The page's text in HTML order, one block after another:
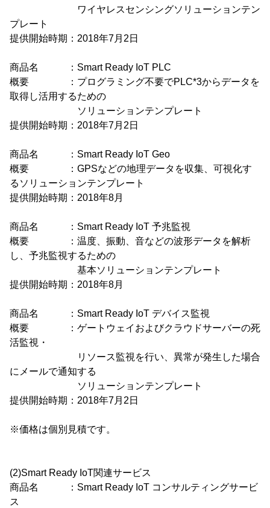
ワイヤレスセンシングソリューションテン
プレート
提供開始時期：2018年7月2日
商品名 ：Smart Ready IoT PLC
概要 ：プログラミング不要でPLC*3からデータを
取得し活用するための
ソリューションテンプレート
提供開始時期：2018年7月2日
商品名 ：Smart Ready IoT Geo
概要 ：GPSなどの地理データを収集、可視化す
るソリューションテンプレート
提供開始時期：2018年8月
商品名 ：Smart Ready IoT 予兆監視
概要 ：温度、振動、音などの波形データを解析
し、予兆監視するための
基本ソリューションテンプレート
提供開始時期：2018年8月
商品名 ：Smart Ready IoT デバイス監視
概要 ：ゲートウェイおよびクラウドサーバーの死
活監視・
リソース監視を行い、異常が発生した場合
にメールで通知する
ソリューションテンプレート
提供開始時期：2018年7月2日
※価格は個別見積です。
(2)Smart Ready IoT関連サービス
商品名 ：Smart Ready IoT コンサルティングサービ
ス